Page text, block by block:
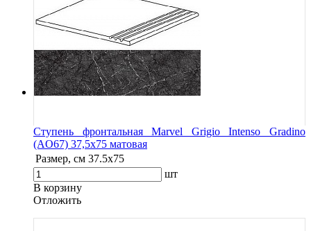
Ступень фронтальная Marvel Grigio Intenso Gradino
(AO67) 37,5x75 матовая
Размер, см 37.5x75
шт
В корзину
Oтложить